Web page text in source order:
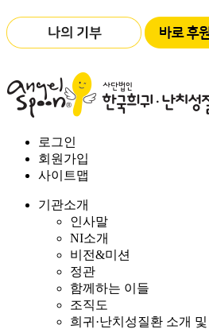
로그인
회원가입
사이트맵
기관소개
인사말
NI소개
비전&미션
정관
함께하는 이들
조직도
희귀·난치성질환 소개